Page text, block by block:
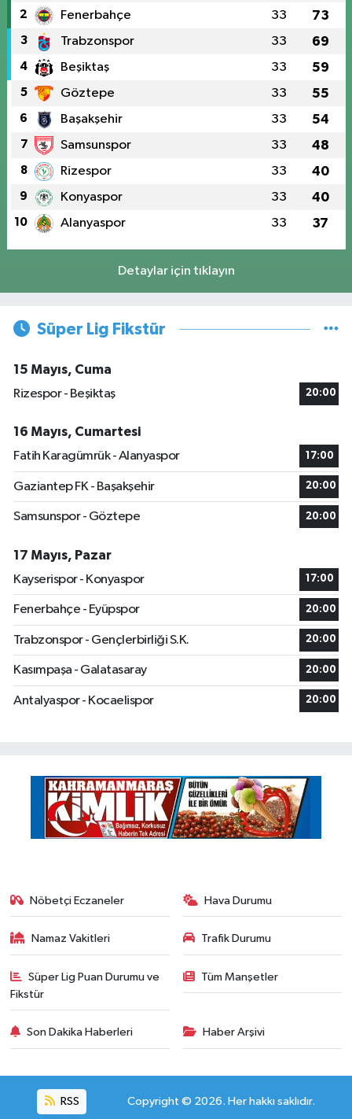
2 Fenerbahçe 33 73
3 Trabzonspor 33 69
4 Beşiktaş 33 59
5 Göztepe 33 55
6 Başakşehir 33 54
7 Samsunspor 33 48
8 Rizespor 33 40
9 Konyaspor 33 40
10 Alanyaspor 33 37
Detaylar için tıklayın
Süper Lig Fikstür
15 Mayıs, Cuma
Rizespor - Beşiktaş
20:00
16 Mayıs, Cumartesi
Fatih Karagümrük - Alanyaspor
17:00
Gaziantep FK - Başakşehir 20:00
Samsunspor - Göztepe 20:00
17 Mayıs, Pazar
Kayserispor - Konyaspor
17:00
Fenerbahçe - Eyüpspor 20:00
Trabzonspor - Gençlerbirliği S.K. 20:00
Kasımpaşa - Galatasaray 20:00
Antalyaspor - Kocaelispor 20:00
Nöbetçi Eczaneler Hava Durumu
Namaz Vakitleri Trafik Durumu
Süper Lig Puan Durumu ve
Fikstür
Tüm Manşetler
Son Dakika Haberleri Haber Arşivi
RSS Copyright © 2026. Her hakkı saklıdır.